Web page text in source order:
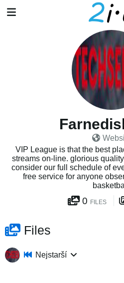
VIP League is that the best
streams on-line. glorious
consider our full schedule of
free service for anyone
0 FILES
Files
Nejstarší